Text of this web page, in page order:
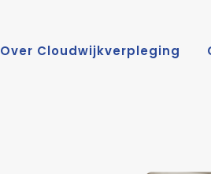
Over Cloudwijkverpleging